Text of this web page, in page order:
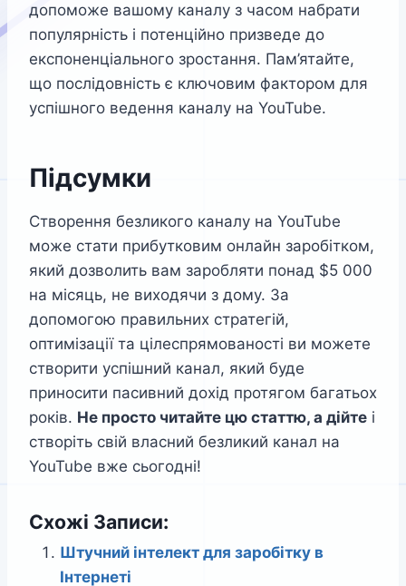
допоможе вашому каналу з часом набрати
популярність і потенційно призведе до
експоненціального зростання. Пам’ятайте,
що послідовність є ключовим фактором для
успішного ведення каналу на YouTube.
Підсумки
Створення безликого каналу на YouTube
може стати прибутковим онлайн заробітком,
який дозволить вам заробляти понад $5 000
на місяць, не виходячи з дому. За
допомогою правильних стратегій,
оптимізації та цілеспрямованості ви можете
створити успішний канал, який буде
приносити пасивний дохід протягом багатьох
років. Не просто читайте цю статтю, а дійте і
створіть свій власний безликий канал на
YouTube вже сьогодні!
Схожі Записи:
Штучний інтелект для заробітку в
Інтернеті